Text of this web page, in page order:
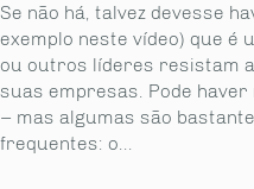
Se não há, talvez devesse
exemplo neste vídeo) que é
ou outros líderes resistam
suas empresas. Pode
– mas algumas são
frequentes: o...